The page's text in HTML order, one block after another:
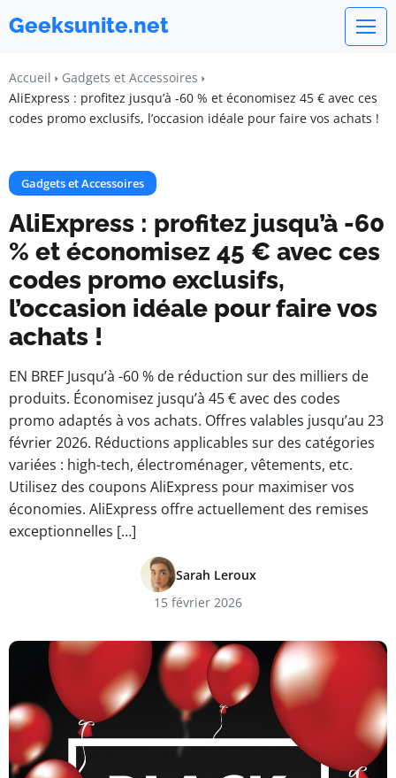
Geeksunite.net
Accueil
Gadgets et Accessoires
AliExpress : profitez jusqu’à -60 % et économisez 45 € avec ces
codes promo exclusifs, l’occasion idéale pour faire vos achats !
Gadgets et Accessoires
AliExpress : profitez jusqu’à -60
% et économisez 45 € avec ces
codes promo exclusifs,
l’occasion idéale pour faire vos
achats !
EN BREF Jusqu’à -60 % de réduction sur des milliers de
produits. Économisez jusqu’à 45 € avec des codes
promo adaptés à vos achats. Offres valables jusqu’au 23
février 2026. Réductions applicables sur des catégories
variées : high-tech, électroménager, vêtements, etc.
Utilisez des coupons AliExpress pour maximiser vos
économies. AliExpress offre actuellement des remises
exceptionnelles […]
Sarah Leroux
15 février 2026